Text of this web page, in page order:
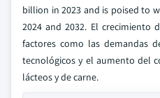
billion in 2023 and is poised to
2024 and 2032. El crecimiento
factores como las demandas
tecnológicos y el aumento del
lácteos y de carne.